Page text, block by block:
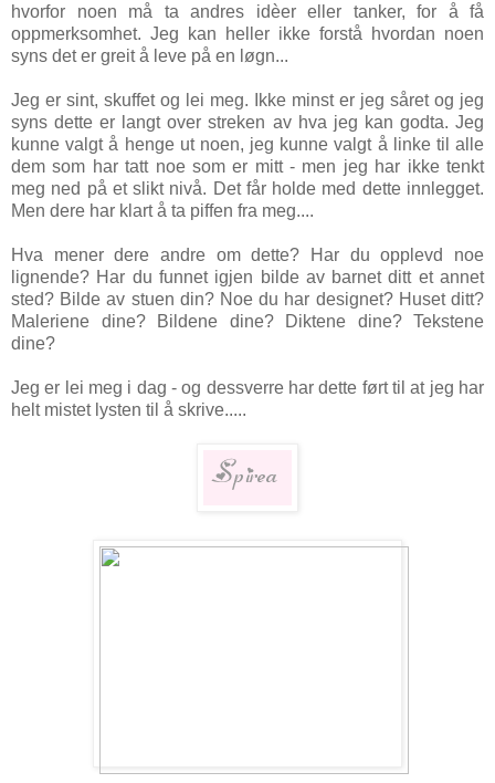
hvorfor noen må ta andres idèer eller tanker, for å få
oppmerksomhet. Jeg kan heller ikke forstå hvordan noen
syns det er greit å leve på en løgn...
Jeg er sint, skuffet og lei meg. Ikke minst er jeg såret og jeg
syns dette er langt over streken av hva jeg kan godta. Jeg
kunne valgt å henge ut noen, jeg kunne valgt å linke til alle
dem som har tatt noe som er mitt - men jeg har ikke tenkt
meg ned på et slikt nivå. Det får holde med dette innlegget.
Men dere har klart å ta piffen fra meg....
Hva mener dere andre om dette? Har du opplevd noe
lignende? Har du funnet igjen bilde av barnet ditt et annet
sted? Bilde av stuen din? Noe du har designet? Huset ditt?
Maleriene dine? Bildene dine? Diktene dine? Tekstene
dine?
Jeg er lei meg i dag - og dessverre har dette ført til at jeg har
helt mistet lysten til å skrive.....